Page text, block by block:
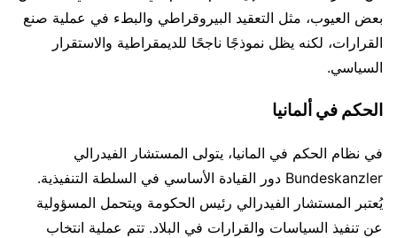
بعض العيوب، مثل التعقيد البيروقراطي والبطء في عملية صنع
القرارات، لكنه يظل نموذجًا ناجحًا للديمقراطية والاستقرار
السياسي.
الحكم في ألمانيا
في نظام الحكم في المانيا، يتولى المستشار الفيدرالي
Bundeskanzler دور القيادة الأساسي في السلطة التنفيذية.
يُعتبر المستشار الفيدرالي رئيس الحكومة ويتحمل المسؤولية
عن تنفيذ السياسات والقرارات في البلاد. تتم عملية انتخاب